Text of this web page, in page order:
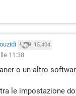
15.404
11:38
o un altro
le impostazione